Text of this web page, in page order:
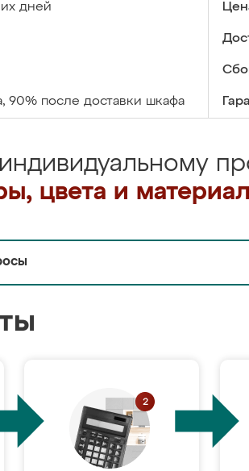
дней
90% после доставки шкафа
цвета и